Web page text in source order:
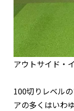
アウトサイド・
100切りレベル
アの多くはいわ